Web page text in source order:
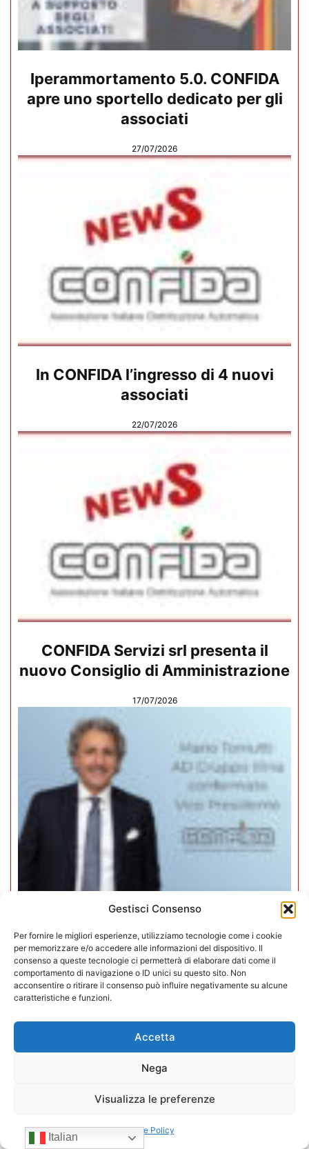
Gestisci Consenso
Per fornire le migliori esperienze, utilizziamo tecnologie come i cookie
per memorizzare e/o accedere alle informazioni del dispositivo. Il
consenso a queste tecnologie ci permetterà di elaborare dati come il
comportamento di navigazione o ID unici su questo sito. Non
acconsentire o ritirare il consenso può influire negativamente su alcune
caratteristiche e funzioni.
Accetta
Nega
Visualizza le preferenze
Cookie Policy
Iperammortamento 5.0. CONFIDA
apre uno sportello dedicato per gli
associati
27/07/2026
In CONFIDA l’ingresso di 4 nuovi
associati
22/07/2026
CONFIDA Servizi srl presenta il
nuovo Consiglio di Amministrazione
17/07/2026
Presidente di CONFIDA per il
quadriennio 2026-2030
Italian